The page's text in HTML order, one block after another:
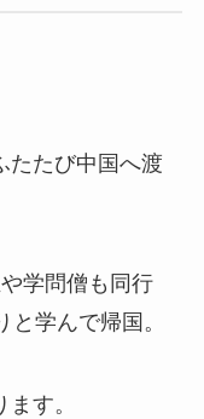
たたび中国へ渡
学問僧も同行
学んで帰国。
す。